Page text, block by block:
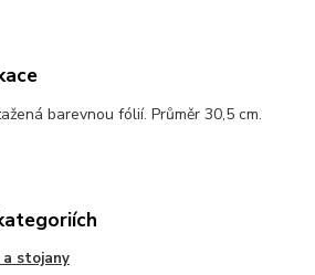
barevnou fólií. Průměr 30,5 cm.
stojany